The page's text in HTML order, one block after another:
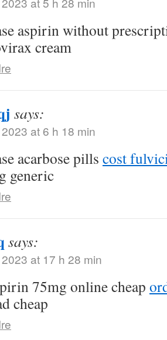
aspirin without
cream
says:
at 6 h 18 min
acarbose pills cost
generic
says:
at 17 h 28 min
75mg online cheap
cheap